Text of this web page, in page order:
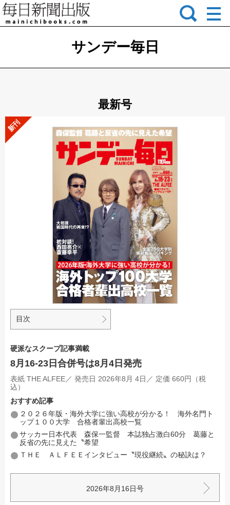
サンデー毎日
最新号
新刊
目次
硬派なスクープ記事満載
8月16-23日合併号は8月4日発売
表紙 THE ALFEE／ 発売日 2026年8月 4日／ 定価 660円（税
込）
おすすめ記事
２０２６年版・海外大学に強い高校が分かる！ 海外名門ト
ップ１００大学 合格者輩出高校一覧
サッカー日本代表 森保一監督 本誌独占激白60分 葛藤と
反省の先に見えた〝希望
ＴＨＥ ＡＬＦＥＥインタビュー〝現役継続〟の秘訣は？
2026年8月16日号